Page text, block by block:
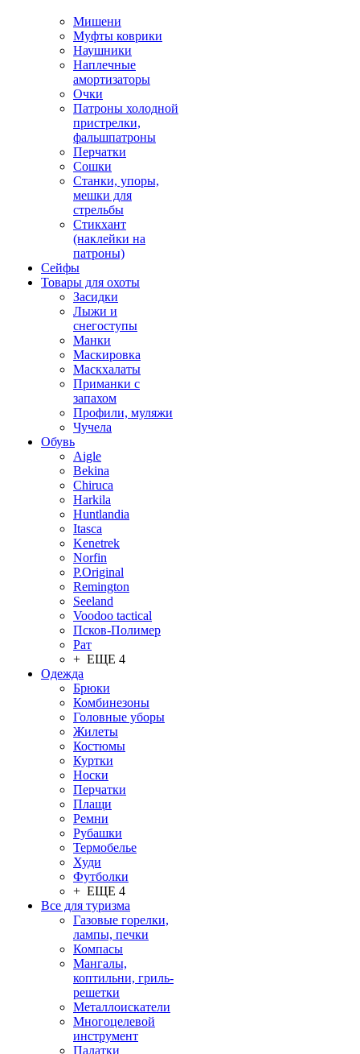
Мишени
Муфты коврики
Наушники
Наплечные
амортизаторы
Очки
Патроны холодной
пристрелки,
фальшпатроны
Перчатки
Сошки
Станки, упоры,
мешки для
стрельбы
Стикхант
(наклейки на
патроны)
Сейфы
Товары для охоты
Засидки
Лыжи и
снегоступы
Манки
Маскировка
Маскхалаты
Приманки с
запахом
Профили, муляжи
Чучела
Обувь
Aigle
Bekina
Chiruсa
Harkila
Huntlandia
Itasca
Kenetrek
Norfin
P.Original
Remington
Seeland
Voodoo tactical
Псков-Полимер
Рат
+ ЕЩЕ 4
Одежда
Брюки
Комбинезоны
Головные уборы
Жилеты
Костюмы
Куртки
Носки
Перчатки
Плащи
Ремни
Рубашки
Термобелье
Худи
Футболки
+ ЕЩЕ 4
Все для туризма
Газовые горелки,
лампы, печки
Компасы
Мангалы,
коптильни, гриль-
решетки
Металлоискатели
Многоцелевой
инструмент
Палатки